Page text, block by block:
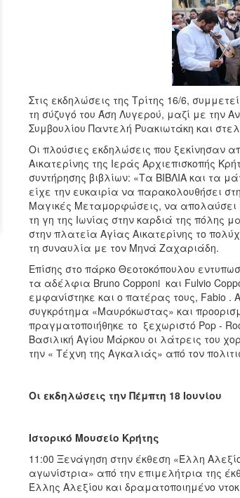
Στις εκδηλώσεις της Τρίτης 16/6,
τη σύζυγό του Άση Λυγερού, μαζί με την
Συμβουλίου Παντελή Ρυακιωτάκη και
Οι πλούσιες εκδηλώσεις που ξεκίνησαν
Αικατερίνης της Ιεράς Αρχιεπισκοπής
συντήρησης βιβλίων: «Τα ΒΙΒΛΙΑ και τα
είχε την ευκαιρία να παρακολουθήσει
Μαγικές Μεταμορφώσεις, να απολαύσει
τη γη της Ιωνίας στην καρδιά της πόλης
στην πλατεία Αγίας Αικατερίνης το
τη συναυλία με τον Μηνά Ζαχαριάδη.
Επίσης στο πάρκο Θεοτοκόπουλου
τα αδέλφια Bruno Copponi και Fulvio
εμφανίστηκε και ο πατέρας τους, Fabio .
συγκρότημα «Μαυρόκωστας» και
πραγματοποιήθηκε το ξεχωριστό Pop -
Βασιλική Αγίου Μάρκου οι λάτρεις του
την « Τέχνη της Αγκαλιάς» από τον
Οι εκδηλώσεις την Πέμπτη 18 Ιουνίου
Ιστορικό Μουσείο Κρήτης
11:00 Ξενάγηση στην έκθεση «Έλλη
αγωνίστρια» από την επιμελήτρια της
Έλλης Αλεξίου και δραματοποιημένο